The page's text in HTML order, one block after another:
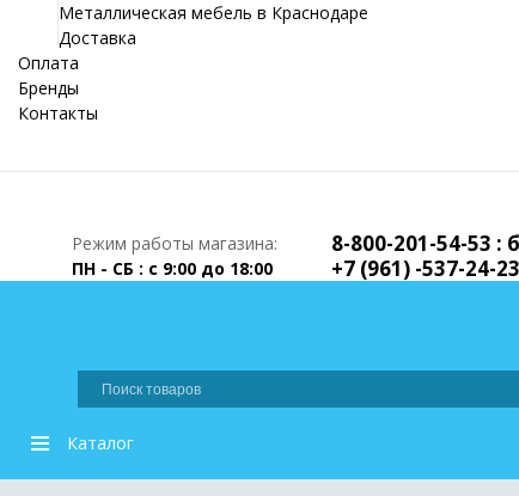
Металлическая мебель в Краснодаре
Доставка
Оплата
Бренды
Контакты
Режим работы магазина:
ПН - СБ : с 9:00 до 18:00
8-800-201-54-53
+7 (961) -537-24-23
Каталог